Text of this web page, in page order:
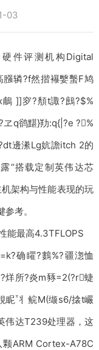
03
件评测机构Digital
辚?f然揩襮嫛蟿F鸠
]]穸?頺t諏?鷓?$%
q鹆黮}劷:q{|?e ?%
邊潫Lg妔譫itch 2的
“搭载定制英伟达芯
架构与性能表现的玩
考。
确矅?鷜%?疆淴恤
烊所?炎m豩=2(?r蜨
眤丬鲩M(缬s6/搇t巗
伟达T239处理器，这
ARM Cortex-A78C